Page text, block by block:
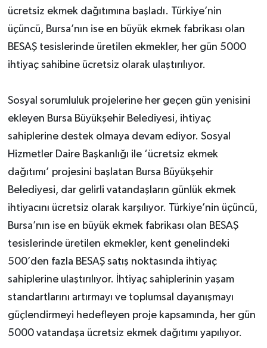
ücretsiz ekmek dağıtımına başladı. Türkiye’nin
üçüncü, Bursa’nın ise en büyük ekmek fabrikası olan
BESAŞ tesislerinde üretilen ekmekler, her gün 5000
ihtiyaç sahibine ücretsiz olarak ulaştırılıyor.
Sosyal sorumluluk projelerine her geçen gün yenisini
ekleyen Bursa Büyükşehir Belediyesi, ihtiyaç
sahiplerine destek olmaya devam ediyor. Sosyal
Hizmetler Daire Başkanlığı ile ‘ücretsiz ekmek
dağıtımı’ projesini başlatan Bursa Büyükşehir
Belediyesi, dar gelirli vatandaşların günlük ekmek
ihtiyacını ücretsiz olarak karşılıyor. Türkiye’nin üçüncü,
Bursa’nın ise en büyük ekmek fabrikası olan BESAŞ
tesislerinde üretilen ekmekler, kent genelindeki
500’den fazla BESAŞ satış noktasında ihtiyaç
sahiplerine ulaştırılıyor. İhtiyaç sahiplerinin yaşam
standartlarını artırmayı ve toplumsal dayanışmayı
güçlendirmeyi hedefleyen proje kapsamında, her gün
5000 vatandaşa ücretsiz ekmek dağıtımı yapılıyor.